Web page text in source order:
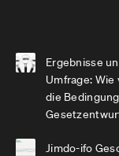
Ergebnisse
Umfrage:
die
Jimdo-ifo